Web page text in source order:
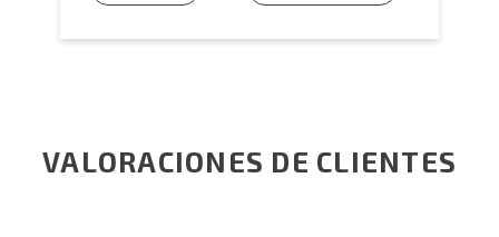
VALORACIONES DE CLIENTES